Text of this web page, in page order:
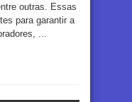
outras. Essas
para garantir a
...